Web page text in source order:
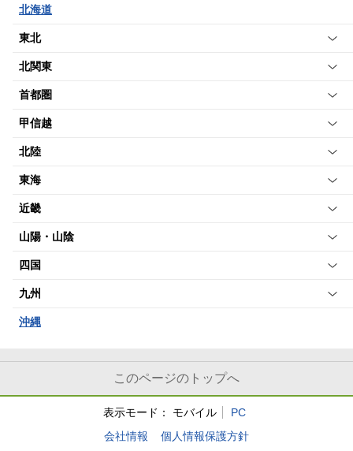
北海道
東北
北関東
首都圏
甲信越
北陸
東海
近畿
山陽・山陰
四国
九州
沖縄
このページのトップへ
表示モード： モバイル
PC
会社情報
個人情報保護方針